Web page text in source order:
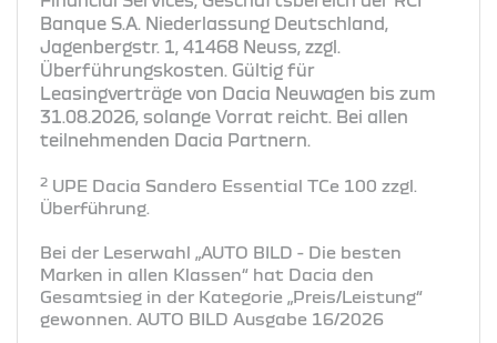
Banque S.A. Niederlassung Deutschland,
Jagenbergstr. 1, 41468 Neuss, zzgl.
Überführungskosten. Gültig für
Leasingverträge von Dacia Neuwagen bis zum
31.08.2026, solange Vorrat reicht. Bei allen
teilnehmenden Dacia Partnern.
2 UPE Dacia Sandero Essential TCe 100 zzgl.
Überführung.
Bei der Leserwahl „AUTO BILD - Die besten
Marken in allen Klassen“ hat Dacia den
Gesamtsieg in der Kategorie „Preis/Leistung“
gewonnen. AUTO BILD Ausgabe 16/2026